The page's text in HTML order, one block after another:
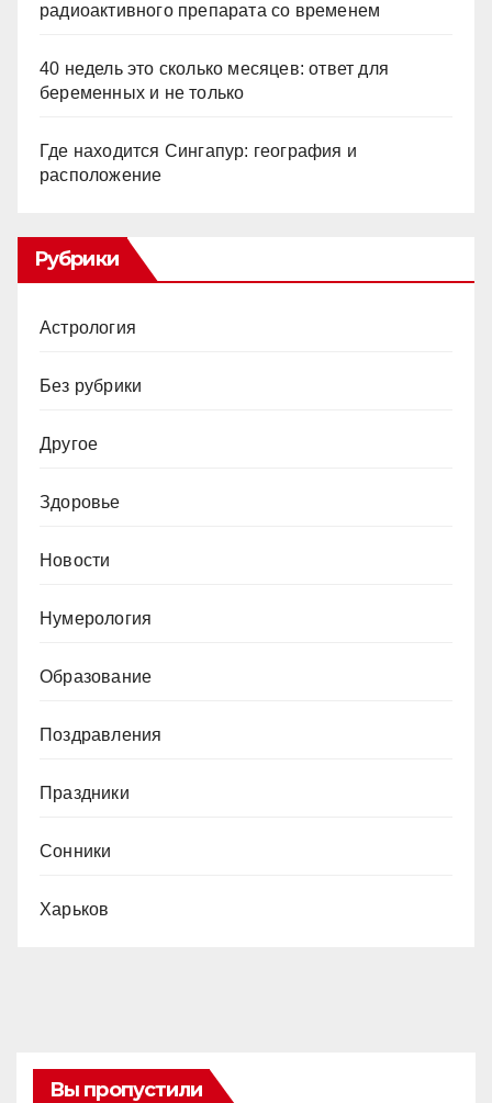
радиоактивного препарата со временем
40 недель это сколько месяцев: ответ для
беременных и не только
Где находится Сингапур: география и
расположение
Рубрики
Астрология
Без рубрики
Другое
Здоровье
Новости
Нумерология
Образование
Поздравления
Праздники
Сонники
Харьков
Вы пропустили